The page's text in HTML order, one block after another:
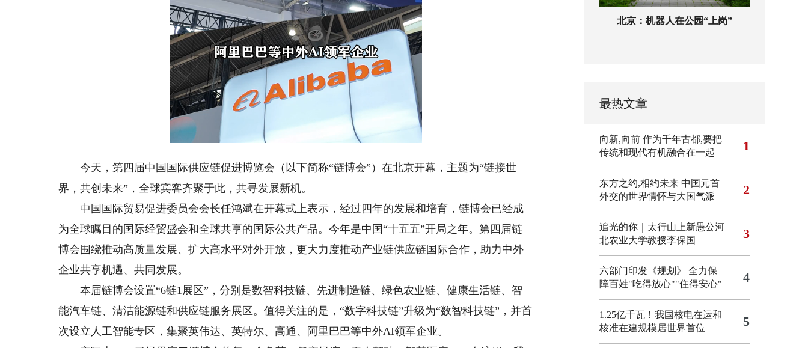
Loaded
60.94%
Playback
Rate
今天，第四届中国国际供应链促进博览会（以下简称“链博会”）在北京开幕，主题为“链接世
界，共创未来”，全球宾客齐聚于此，共寻发展新机。
中国国际贸易促进委员会会长任鸿斌在开幕式上表示，经过四年的发展和培育，链博会已经成
为全球瞩目的国际经贸盛会和全球共享的国际公共产品。今年是中国“十五五”开局之年。第四届链
博会围绕推动高质量发展、扩大高水平对外开放，更大力度推动产业链供应链国际合作，助力中外
企业共享机遇、共同发展。
本届链博会设置“6链1展区”，分别是数智科技链、先进制造链、绿色农业链、健康生活链、智
能汽车链、清洁能源链和供应链服务展区。值得关注的是，“数字科技链”升级为“数智科技链”，并首
次设立人工智能专区，集聚英伟达、英特尔、高通、阿里巴巴等中外AI领军企业。
北京：机器人在公园“上岗”
最热文章
向新,向前 作为千年古都,要把
传统和现代有机融合在一起
1
东方之约,相约未来 中国元首
外交的世界情怀与大国气派
2
追光的你｜太行山上新愚公河
北农业大学教授李保国
3
六部门印发《规划》 全力保
障百姓"吃得放心""住得安心"
4
1.25亿千瓦！我国核电在运和
核准在建规模居世界首位
5